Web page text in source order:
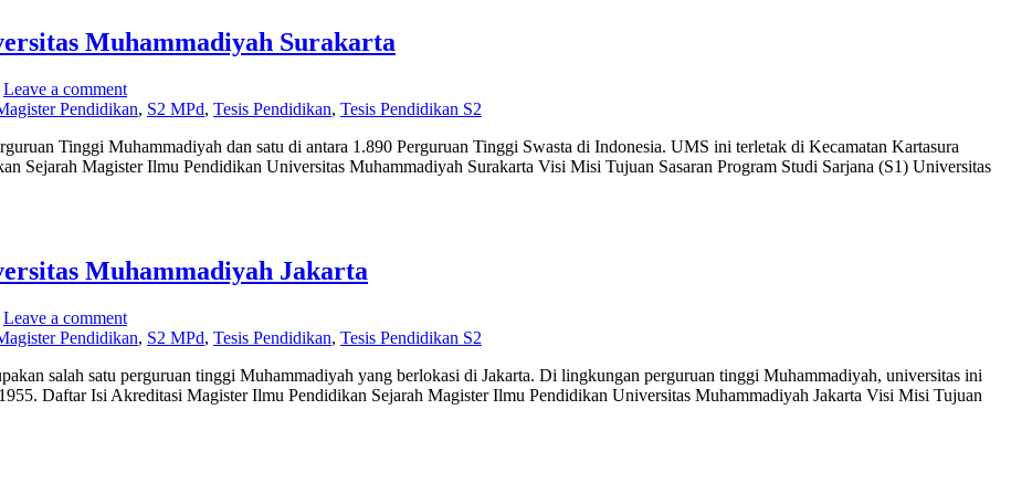
Muhammadiyah Surakarta
Leave a comment
Pendidikan, S2 MPd, Tesis Pendidikan, Tesis Pendidikan S2
Tinggi Muhammadiyah dan satu di antara 1.890 Perguruan Tinggi Swasta di Indonesia. UMS ini terletak di Kecamatan Kartasura
Sejarah Magister Ilmu Pendidikan Universitas Muhammadiyah Surakarta Visi Misi Tujuan Sasaran Program Studi Sarjana (S1) Universitas
Muhammadiyah Jakarta
Leave a comment
Pendidikan, S2 MPd, Tesis Pendidikan, Tesis Pendidikan S2
salah satu perguruan tinggi Muhammadiyah yang berlokasi di Jakarta. Di lingkungan perguruan tinggi Muhammadiyah, universitas ini
Daftar Isi Akreditasi Magister Ilmu Pendidikan Sejarah Magister Ilmu Pendidikan Universitas Muhammadiyah Jakarta Visi Misi Tujuan